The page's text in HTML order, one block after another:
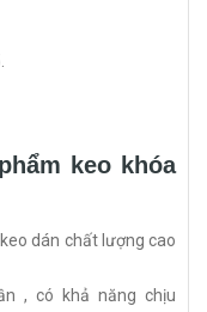
keo khóa
keo dán chất lượng cao
, có khả năng chịu